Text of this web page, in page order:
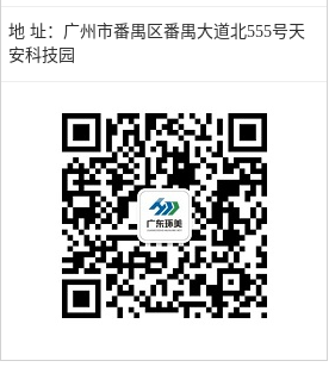
地 址：广州市番禺区番禺大道北555号天
安科技园